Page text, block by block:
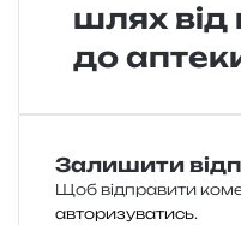
шлях
до
Залишити
Щоб відправити
авторизуватись.